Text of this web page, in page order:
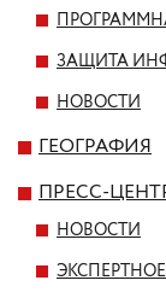
ЗАЩИТА
НОВОСТИ
ГЕОГРАФИЯ
ПРЕСС-
НОВОСТИ